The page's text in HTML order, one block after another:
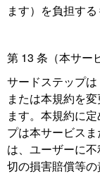
ます）を負担する
第 13 条（本サー
サードステップ
または本規約を
ます。本規約に
プは本サービス
は、ユーザーに
切の損害賠償等の